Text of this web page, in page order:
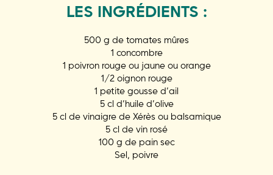
LES INGRÉDIENTS :
500 g de tomates mûres
1 concombre
1 poivron rouge ou jaune ou orange
1/2 oignon rouge
1 petite gousse d’ail
5 cl d’huile d’olive
5 cl de vinaigre de Xérès ou balsamique
5 cl de vin rosé
100 g de pain sec
Sel, poivre